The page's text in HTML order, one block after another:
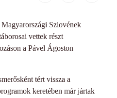
Szlovének
vettek részt
a Pável Ágoston
tért vissza a
keretében már jártak